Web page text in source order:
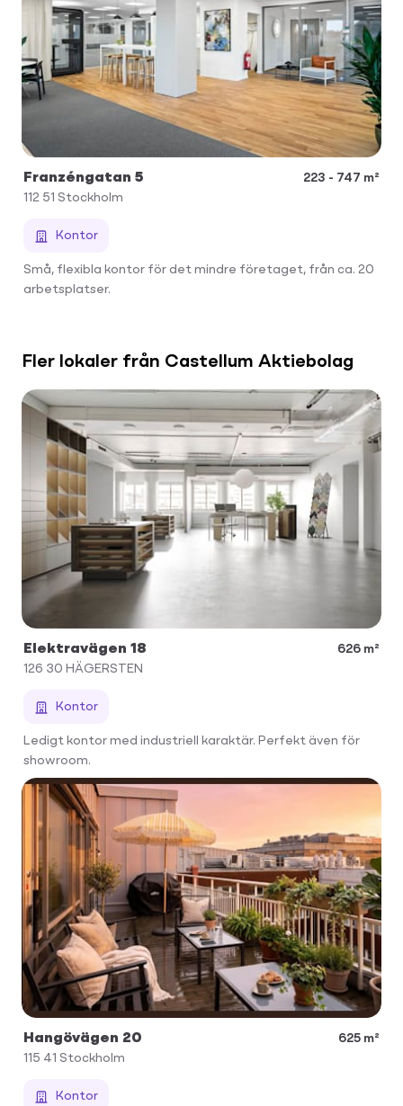
Franzéngatan 5
223 - 747 m²
112 51 Stockholm
Kontor
Små, flexibla kontor för det mindre företaget, från ca. 20
arbetsplatser.
Fler lokaler från Castellum Aktiebolag
Elektravägen 18
626 m²
126 30 HÄGERSTEN
Kontor
Ledigt kontor med industriell karaktär. Perfekt även för
showroom.
Hangövägen 20
625 m²
115 41 Stockholm
Kontor